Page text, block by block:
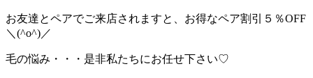
お友達とペアでご来店されますと、お得なペア割引５％OFF
＼(^o^)／
毛の悩み・・・是非私たちにお任せ下さい♡